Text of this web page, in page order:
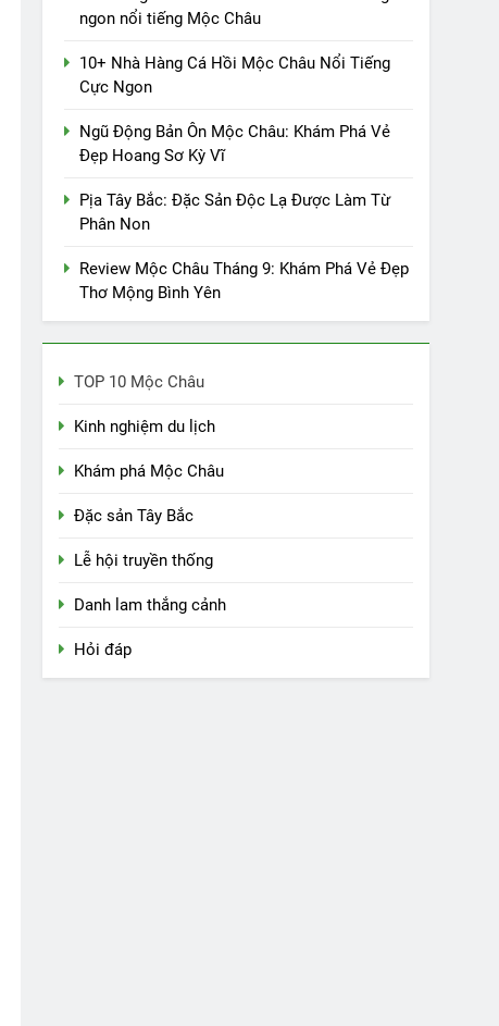
ngon nổi tiếng Mộc Châu
10+ Nhà Hàng Cá Hồi Mộc Châu Nổi Tiếng
Cực Ngon
Ngũ Động Bản Ôn Mộc Châu: Khám Phá Vẻ
Đẹp Hoang Sơ Kỳ Vĩ
Pịa Tây Bắc: Đặc Sản Độc Lạ Được Làm Từ
Phân Non
Review Mộc Châu Tháng 9: Khám Phá Vẻ Đẹp
Thơ Mộng Bình Yên
TOP 10 Mộc Châu
Kinh nghiệm du lịch
Khám phá Mộc Châu
Đặc sản Tây Bắc
Lễ hội truyền thống
Danh lam thắng cảnh
Hỏi đáp